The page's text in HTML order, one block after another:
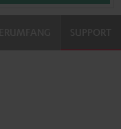
SUPPORT